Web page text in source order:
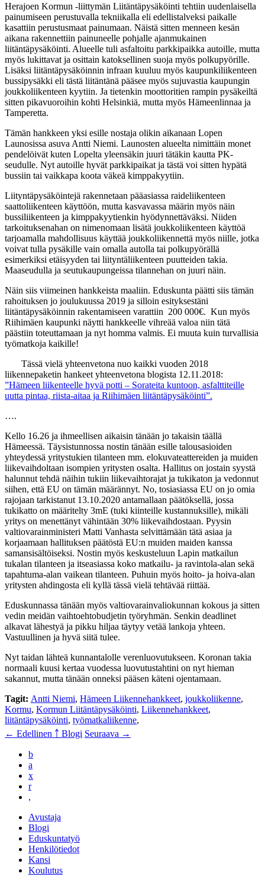
Herajoen Kormun -liittymän Liitäntäpysäköinti tehtiin uudenlaisella
painumiseen perustuvalla tekniikalla eli edellistalveksi paikalle
kasattiin perustusmaat painumaan. Näistä sitten menneen kesän
aikana rakennettiin painuneelle pohjalle ajanmukainen
liitäntäpysäköinti. Alueelle tuli asfaltoitu parkkipaikka autoille, mutta
myös lukittavat ja osittain katoksellinen suoja myös polkupyörille.
Lisäksi liitäntäpysäköinnin infraan kuuluu myös kaupunkiliikenteen
bussipysäkki eli tästä liitäntänä pääsee myös sujuvastia kaupungin
joukkoliikenteen kyytiin. Ja tietenkin moottoritien rampin pysäkeiltä
sitten pikavuoroihin kohti Helsinkiä, mutta myös Hämeenlinnaa ja
Tamperetta.
Tämän hankkeen yksi esille nostaja olikin aikanaan Lopen
Launosissa asuva Antti Niemi. Launosten alueelta nimittäin monet
pendelöivät kuten Lopelta yleensäkin juuri tätäkin kautta PK-
seudulle. Nyt autoille hyvät parkkipaikat ja tästä voi sitten hypätä
bussiin tai vaikkapa koota väkeä kimppakyytiin.
Liityntäpysäköintejä rakennetaan pääasiassa raideliikenteen
saattoliikenteen käyttöön, mutta kasvavassa määrin myös näin
bussiliikenteen ja kimppakyytienkin hyödynnettäväksi. Niiden
tarkoituksenahan on nimenomaan lisätä joukkoliikenteen käyttöä
tarjoamalla mahdollisuus käyttää joukkoliikennettä myös niille, jotka
voivat tulla pysäkille vain omalla autolla tai polkupyörällä
esimerkiksi etäisyyden tai liityntäliikenteen puutteiden takia.
Maaseudulla ja seutukaupungeissa tilannehan on juuri näin.
Näin siis viimeinen hankkeista maaliin. Eduskunta päätti siis tämän
rahoituksen jo joulukuussa 2019 ja silloin esityksestäni
liitäntäpysäköinnin rakentamiseen varattiin 200 000€. Kun myös
Riihimäen kaupunki näytti hankkeelle vihreää valoa niin tätä
päästiin toteuttamaan ja nyt homma valmis. Ei muuta kuin turvallisia
työmatkoja kaikille!
Tässä vielä yhteenvetona nuo kaikki vuoden 2018
liikennepaketin hankeet yhteenvetona blogista 12.11.2018:
”Hämeen liikenteelle hyvä potti – Sorateita kuntoon, asfalttiteille
uutta pintaa, riista-aitaa ja Riihimäen liitäntäpysäköinti”.
….
Kello 16.26 ja ihmeellisen aikaisin tänään jo takaisin täällä
Hämeessä. Täysistunnossa nostin tänään esille talousasioiden
yhteydessä yritystukien tilanteen mm. elokuvateattereiden ja muiden
liikevaihdoltaan isompien yritysten osalta. Hallitus on jostain syystä
halunnut tehdä näihin tukiin liikevaihtorajat ja tukikaton ja vedonnut
siihen, että EU on tämän määrännyt. No, tosiasiassa EU on jo omia
rajojaan tarkistanut 13.10.2020 antamallaan päätöksellä, jossa
tukikatto on määritelty 3mE (tuki kiinteille kustannuksille), mikäli
yritys on menettänyt vähintään 30% liikevaihdostaan. Pyysin
valtiovarainministeri Matti Vanhasta selvittämään tätä asiaa ja
korjaamaan hallituksen päätöstä EU:n muiden maiden kanssa
samansisältöiseksi. Nostin myös keskusteluun Lapin matkailun
tukalan tilanteen ja itseasiassa koko matkailu- ja ravintola-alan sekä
tapahtuma-alan vaikean tilanteen. Puhuin myös hoito- ja hoiva-alan
yritysten ahdingosta eli kyllä tässä vielä tehtävää riittää.
Eduskunnassa tänään myös valtiovarainvaliokunnan kokous ja sitten
vedin meidän vaihtoehtobudjetin työryhmän. Senkin deadlinet
alkavat lähestyä ja pikku hiljaa täytyy vetää lankoja yhteen.
Vastuullinen ja hyvä siitä tulee.
Nyt taidan lähteä kunnantalolle verenluovutukseen. Koronan takia
normaali kuusi kertaa vuodessa luovutustahtini on nyt hieman
sakannut, mutta tänään onneksi pääsen käteni ojentamaan.
Tagit: Antti Niemi, Hämeen Liikennehankkeet, joukkoliikenne,
Kormu, Kormun Liitäntäpysäköinti, Liikennehankkeet,
liitäntäpysäköinti, työmatkaliikenne,
← Edellinen ￪ Blogi Seuraava →
b
a
x
r
,
Avustaja
Blogi
Eduskuntatyö
Henkilötiedot
Kansi
Koulutus